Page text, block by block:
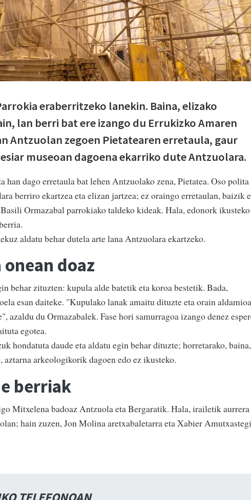
eraberritzeko lanekin. Baina, elizako
lan berri bat ere izango du Errukizko Amaren
Antzuolan zegoen Pietatearen erretaula, gaur
museoan dagoena ekarriko dute Antzuolara.
han dago erretaula bat lehen Antzuolako zena, Pietatea. Oso polita
berriro ekartzea eta elizan jartzea; ez oraingo erretaulan, baizik
Ormazabal parrokiako taldeko kideak. Hala, edonork ikusteko
aldatu behar dutela arte lana Antzuolara ekartzeko.
doaz
behar zituzten: kupula alde batetik eta koroa bestetik. Bada,
esan daiteke. "Kupulako lanak amaitu dituzte eta orain
azaldu du Ormazabalek. Fase hori samurragoa izango denez
egotea.
hondatuta daude eta aldatu egin behar dituzte; horretarako, baina,
arkeologikorik dagoen edo ez ikusteko.
berriak
Mitxelena badoaz Antzuola eta Bergaratik. Hala, irailetik aurrera
hain zuzen, Jon Molina aretxabaletarra eta Xabier Amutxastegi